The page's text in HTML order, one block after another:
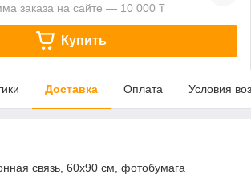
заказа на сайте — 10 000 ₸
Купить
Доставка Оплата Условия
связь, 60х90 см, фотобумага